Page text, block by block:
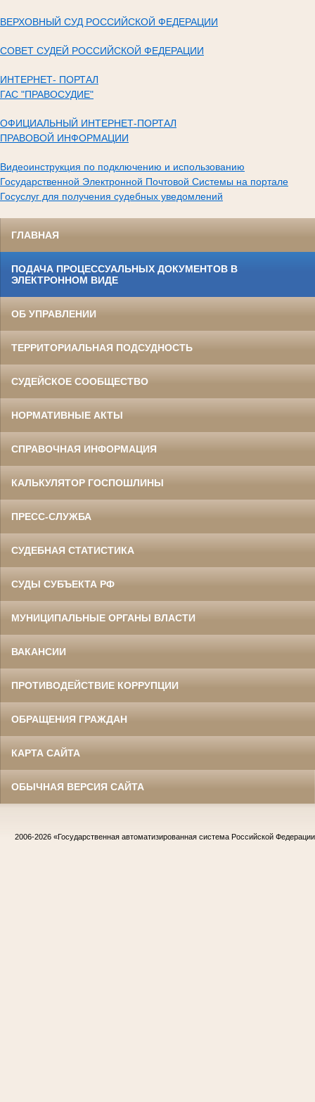
ВЕРХОВНЫЙ СУД РОССИЙСКОЙ ФЕДЕРАЦИИ
СОВЕТ СУДЕЙ РОССИЙСКОЙ ФЕДЕРАЦИИ
ИНТЕРНЕТ- ПОРТАЛ
ГАС "ПРАВОСУДИЕ"
ОФИЦИАЛЬНЫЙ ИНТЕРНЕТ-ПОРТАЛ
ПРАВОВОЙ ИНФОРМАЦИИ
Видеоинструкция по подключению и использованию
Государственной Электронной Почтовой Системы на портале
Госуслуг для получения судебных уведомлений
ГЛАВНАЯ
ПОДАЧА ПРОЦЕССУАЛЬНЫХ ДОКУМЕНТОВ В
ЭЛЕКТРОННОМ ВИДЕ
ОБ УПРАВЛЕНИИ
ТЕРРИТОРИАЛЬНАЯ ПОДСУДНОСТЬ
СУДЕЙСКОЕ СООБЩЕСТВО
НОРМАТИВНЫЕ АКТЫ
СПРАВОЧНАЯ ИНФОРМАЦИЯ
КАЛЬКУЛЯТОР ГОСПОШЛИНЫ
ПРЕСС-СЛУЖБА
СУДЕБНАЯ СТАТИСТИКА
СУДЫ СУБЪЕКТА РФ
МУНИЦИПАЛЬНЫЕ ОРГАНЫ ВЛАСТИ
ВАКАНСИИ
ПРОТИВОДЕЙСТВИЕ КОРРУПЦИИ
ОБРАЩЕНИЯ ГРАЖДАН
КАРТА САЙТА
ОБЫЧНАЯ ВЕРСИЯ САЙТА
2006-2026 «Государственная автоматизированная система Российской